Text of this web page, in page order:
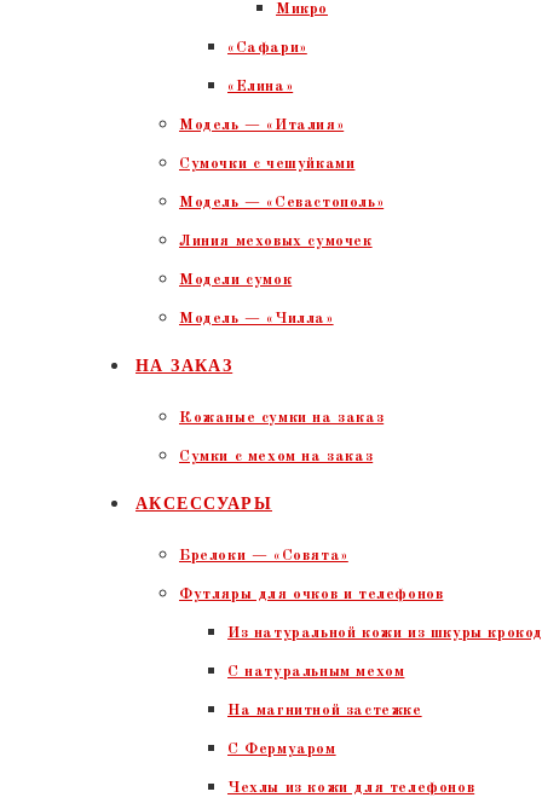
Микро
«Сафари»
«Елина»
Модель — «Италия»
Сумочки с чешуйками
Модель — «Севастополь»
Линия меховых сумочек
Модели сумок
Модель — «Чилла»
НА ЗАКАЗ
Кожаные сумки на заказ
Сумки с мехом на заказ
АКСЕССУАРЫ
Брелоки — «Совята»
Футляры для очков и телефонов
Из натуральной кожи из шкуры
С натуральным мехом
На магнитной застежке
С Фермуаром
Чехлы из кожи для телефонов